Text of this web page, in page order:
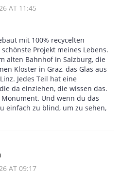
AT 11:45
mit 100% recycelten
Projekt meines Lebens.
alten Bahnhof in Salzburg, die
Kloster in Graz, das Glas aus
Jedes Teil hat eine
da einziehen, die wissen das.
Und wenn du das
einfach zu blind, um zu sehen,
AT 09:17